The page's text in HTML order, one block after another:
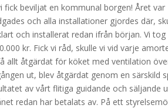
fick beviljat en kommunal borgen! Året
och alla installationer gjordes där,
och installerat redan ifrån början. Vi
kr. Fick vi råd, skulle vi vid varje
allt åtgärdat för köket med ventilation
ut, blev åtgärdat genom en särskild
av vårt flitiga guidande och
redan har betalats av. På ett